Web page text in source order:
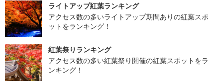
ライトアップ紅葉ランキング
アクセス数の多いライトアップ期間ありの紅葉スポ
ットをランキング！
紅葉祭りランキング
アクセス数の多い紅葉祭り開催の紅葉スポットをラ
ンキング！